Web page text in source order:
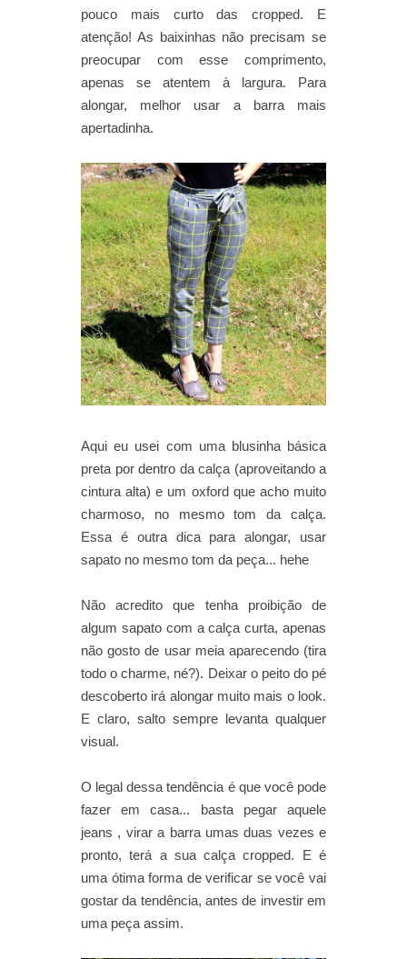
pouco mais curto das cropped. E
atenção! As baixinhas não precisam se
preocupar com esse comprimento,
apenas se atentem à largura. Para
alongar, melhor usar a barra mais
apertadinha.
Aqui eu usei com uma blusinha básica
preta por dentro da calça (aproveitando a
cintura alta) e um oxford que acho muito
charmoso, no mesmo tom da calça.
Essa é outra dica para alongar, usar
sapato no mesmo tom da peça... hehe
Não acredito que tenha proibição de
algum sapato com a calça curta, apenas
não gosto de usar meia aparecendo (tira
todo o charme, né?). Deixar o peito do pé
descoberto irá alongar muito mais o look.
E claro, salto sempre levanta qualquer
visual.
O legal dessa tendência é que você pode
fazer em casa... basta pegar aquele
jeans , virar a barra umas duas vezes e
pronto, terá a sua calça cropped. E é
uma ótima forma de verificar se você vai
gostar da tendência, antes de investir em
uma peça assim.